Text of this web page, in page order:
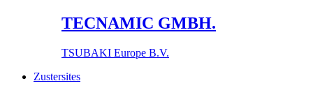
TECNAMIC GMBH.
TSUBAKI Europe B.V.
Zustersites